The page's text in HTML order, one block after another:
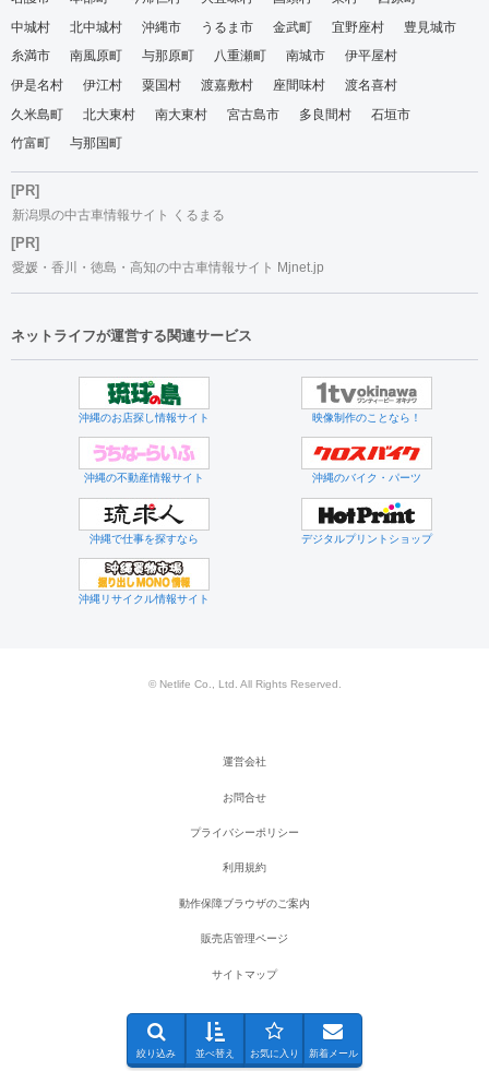
絞り込み 並べ替え お気に入り 新着メール
中城村
北中城村 沖縄市 うるま市 金武町 宜野座村
豊見城市
糸満市
南風原町 与那原町 八重瀬町 南城市
伊平屋村
伊是名村
伊江村 粟国村 渡嘉敷村 座間味村
渡名喜村
久米島町
北大東村 南大東村 宮古島市 多良間村
石垣市
竹富町
与那国町
[PR]
新潟県の中古車情報サイト くるまる
[PR]
愛媛・香川・徳島・高知の中古車情報サイト Mjnet.jp
ネットライフが運営する関連サービス
沖縄のお店探し情報サイト 映像制作のことなら！
沖縄の不動産情報サイト 沖縄のバイク・パーツ
沖縄で仕事を探すなら デジタルプリントショップ
沖縄リサイクル情報サイト
© Netlife Co., Ltd. All Rights Reserved.
運営会社
お問合せ
プライバシーポリシー
利用規約
動作保障ブラウザのご案内
販売店管理ページ
サイトマップ